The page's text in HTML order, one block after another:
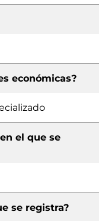
económicas?
el que se
se registra?